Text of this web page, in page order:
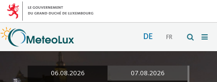
DE FR
06.08.2026 07.08.2026